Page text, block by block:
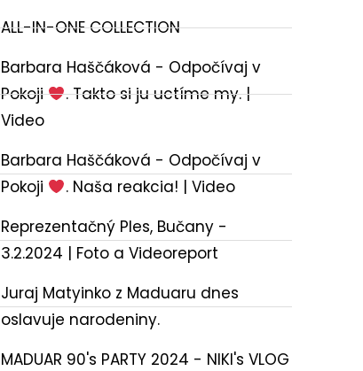
ALL-IN-ONE COLLECTION
Barbara Haščáková - Odpočívaj v
Pokoji
. Takto si ju uctíme my. |
Video
Barbara Haščáková - Odpočívaj v
Pokoji
. Naša reakcia! | Video
Reprezentačný Ples, Bučany -
3.2.2024 | Foto a Videoreport
Juraj Matyinko z Maduaru dnes
oslavuje narodeniny.
MADUAR 90's PARTY 2024 - NIKI's VLOG